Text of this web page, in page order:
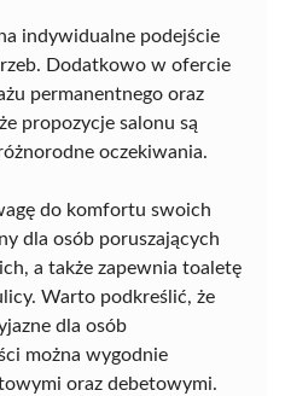
indywidualne podejście
Dodatkowo w ofercie
permanentnego oraz
propozycje salonu są
oczekiwania.
do komfortu swoich
dla osób poruszających
a także zapewnia toaletę
Warto podkreślić, że
dla osób
można wygodnie
oraz debetowymi.